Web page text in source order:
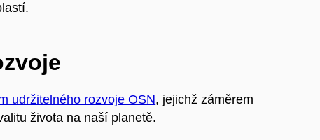
udržitelného rozvoje OSN, jejichž záměrem
života na naší planetě.